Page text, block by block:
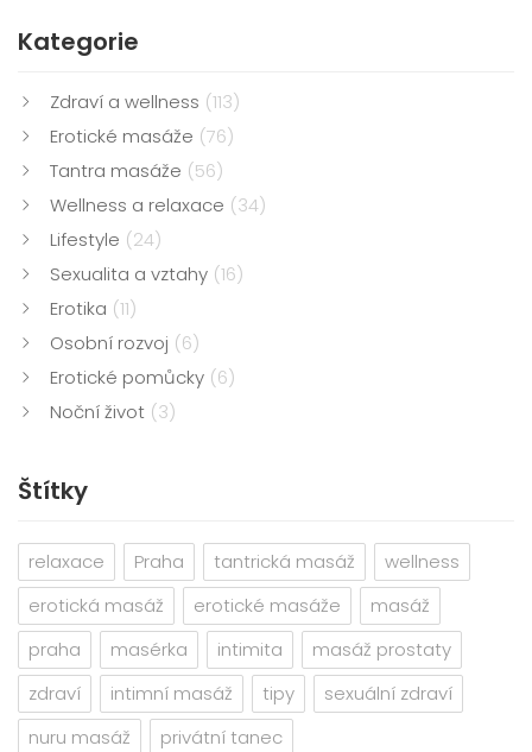
Kategorie
Zdraví a wellness (113)
Erotické masáže (76)
Tantra masáže (56)
Wellness a relaxace (34)
Lifestyle (24)
Sexualita a vztahy (16)
Erotika (11)
Osobní rozvoj (6)
Erotické pomůcky (6)
Noční život (3)
Štítky
relaxace Praha tantrická masáž
wellness
erotická masáž
erotické masáže
masáž
praha
masérka intimita
masáž prostaty
zdraví
intimní masáž tipy
sexuální zdraví
nuru masáž
privátní tanec